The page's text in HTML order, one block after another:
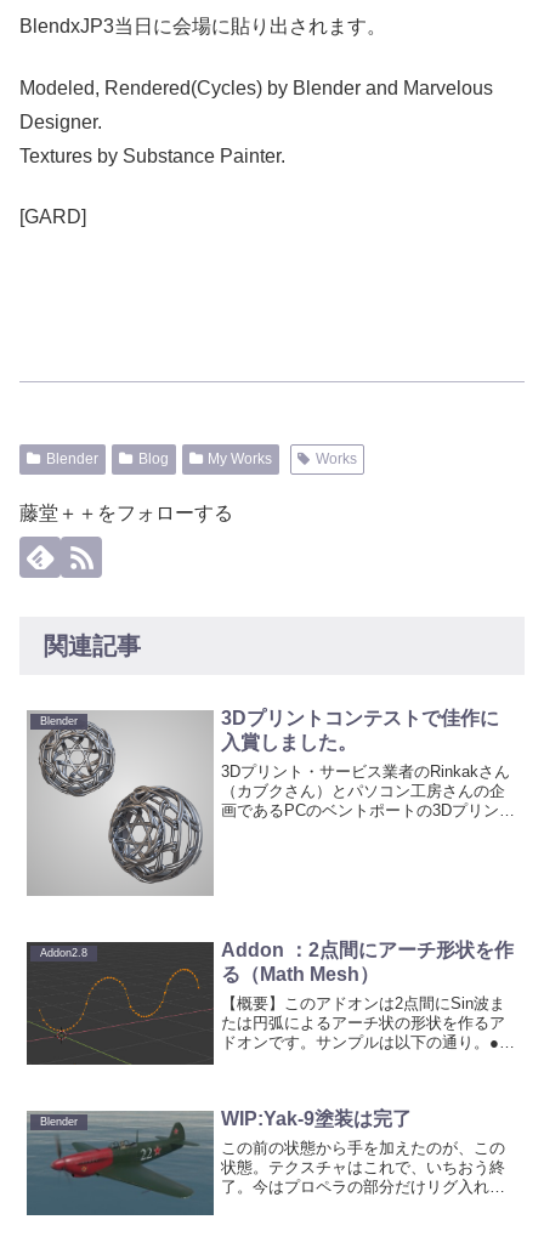
BlendxJP3当日に会場に貼り出されます。
Modeled, Rendered(Cycles) by Blender and Marvelous
Designer.
Textures by Substance Painter.
[GARD]
Blender Blog My Works Works
藤堂＋＋をフォローする
関連記事
Blender
3Dプリントコンテストで佳作に
入賞しました。
3Dプリント・サービス業者のRinkakさん
（カブクさん）とパソコン工房さんの企
画であるPCのベントポートの3Dプリント
Addon2.8
Addon ：2点間にアーチ形状を作
る（Math Mesh）
【概要】このアドオンは2点間にSin波ま
たは円弧によるアーチ状の形状を作るア
ドオンです。サンプルは以下の通り。●本
Blender WIP:Yak-9塗装は完了
この前の状態から手を加えたのが、この
状態。テクスチャはこれで、いちおう終
了。今はプロペラの部分だけリグ入れて